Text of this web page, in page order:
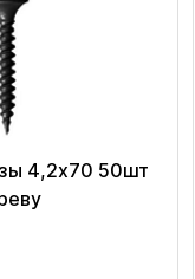
4,2x70 50шт